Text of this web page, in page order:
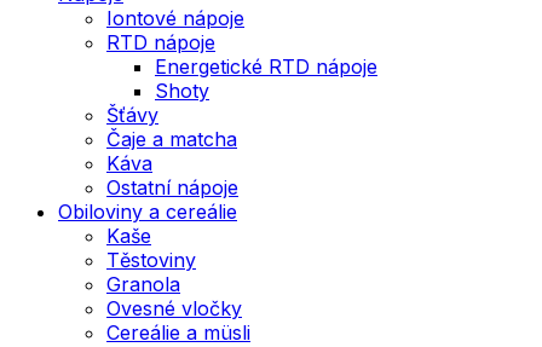
Iontové nápoje
RTD nápoje
Energetické RTD nápoje
Shoty
Šťávy
Čaje a matcha
Káva
Ostatní nápoje
Obiloviny a cereálie
Kaše
Těstoviny
Granola
Ovesné vločky
Cereálie a müsli